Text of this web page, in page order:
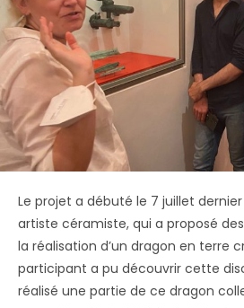
Le projet a débuté le 7 juillet
artiste céramiste, qui a proposé
la réalisation d’un dragon en terre
participant a pu découvrir cette
réalisé une partie de ce dragon